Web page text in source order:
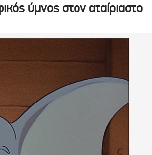
ύμνος στον αταίριαστο